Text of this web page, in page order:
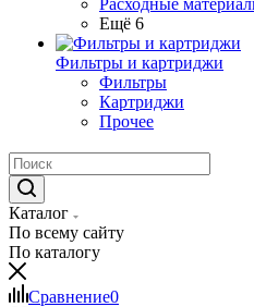
Расходные
Ещё 6
Фильтры и картриджи
Фильтры
Картриджи
Прочее
Каталог
По всему сайту
По каталогу
Сравнение0